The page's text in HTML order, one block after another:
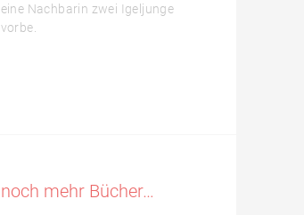
eine Nachbarin zwei Igeljunge
vorbe.
noch mehr Bücher…